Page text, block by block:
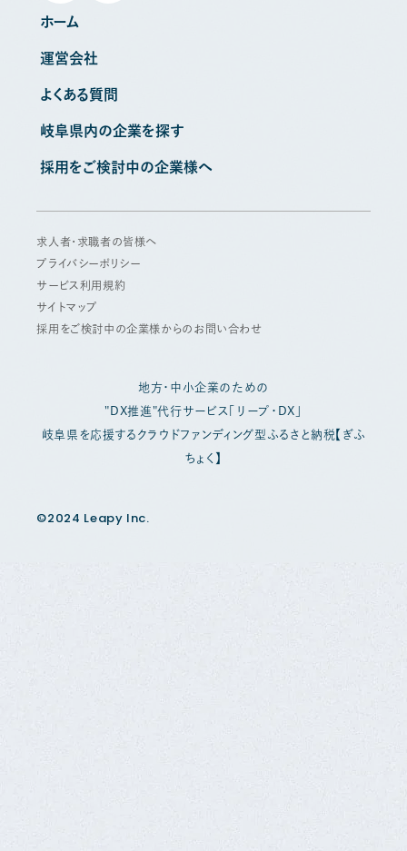
ホーム
運営会社
よくある質問
岐阜県内の企業を探す
採用をご検討中の企業様へ
求人者・求職者の皆様へ
プライバシーポリシー
サービス利用規約
サイトマップ
採用をご検討中の企業様からのお問い合わせ
地方・中小企業のための
"DX推進"代行サービス「リープ・DX」
岐阜県を応援するクラウドファンディング型ふるさと納税【ぎふ
ちょく】
©2024 Leapy Inc.